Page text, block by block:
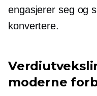
engasjerer seg og
konvertere.
moderne